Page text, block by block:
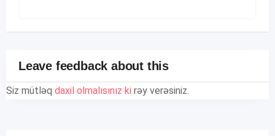
Leave feedback about this
Siz mütləq daxil olmalısınız ki rəy verəsiniz.